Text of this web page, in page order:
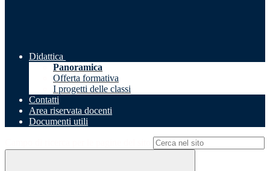
Didattica
Panoramica
Offerta formativa
I progetti delle classi
Contatti
Area riservata docenti
Documenti utili